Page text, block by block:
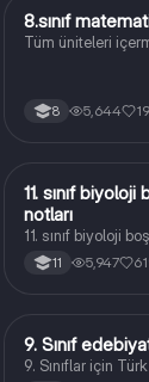
Matematik
8.sınıf
Tüm üniteleri
8 5,644
Biyoloji
11. sınıf
notları
11. sınıf biyoloji
11 5,947
Türk Dili ve
9. Sınıf
9. Sınıflar için